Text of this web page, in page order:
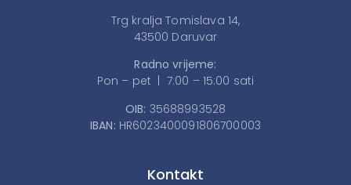
Trg kralja Tomislava 14,
43500 Daruvar
Radno vrijeme:
Pon – pet | 7:00 – 15:00 sati
OIB: 35688993528
IBAN: HR6023400091806700003
Kontakt